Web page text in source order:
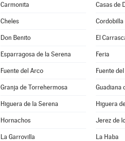
Carmonita Casas de
Cheles
Don Benito El
Esparragosa de la Serena Feria
Fuente del Arco Fuente
Granja de Torrehermosa Guadiana
Higuera de la Serena Higuera
Hornachos Jerez de
La Garrovilla La Haba